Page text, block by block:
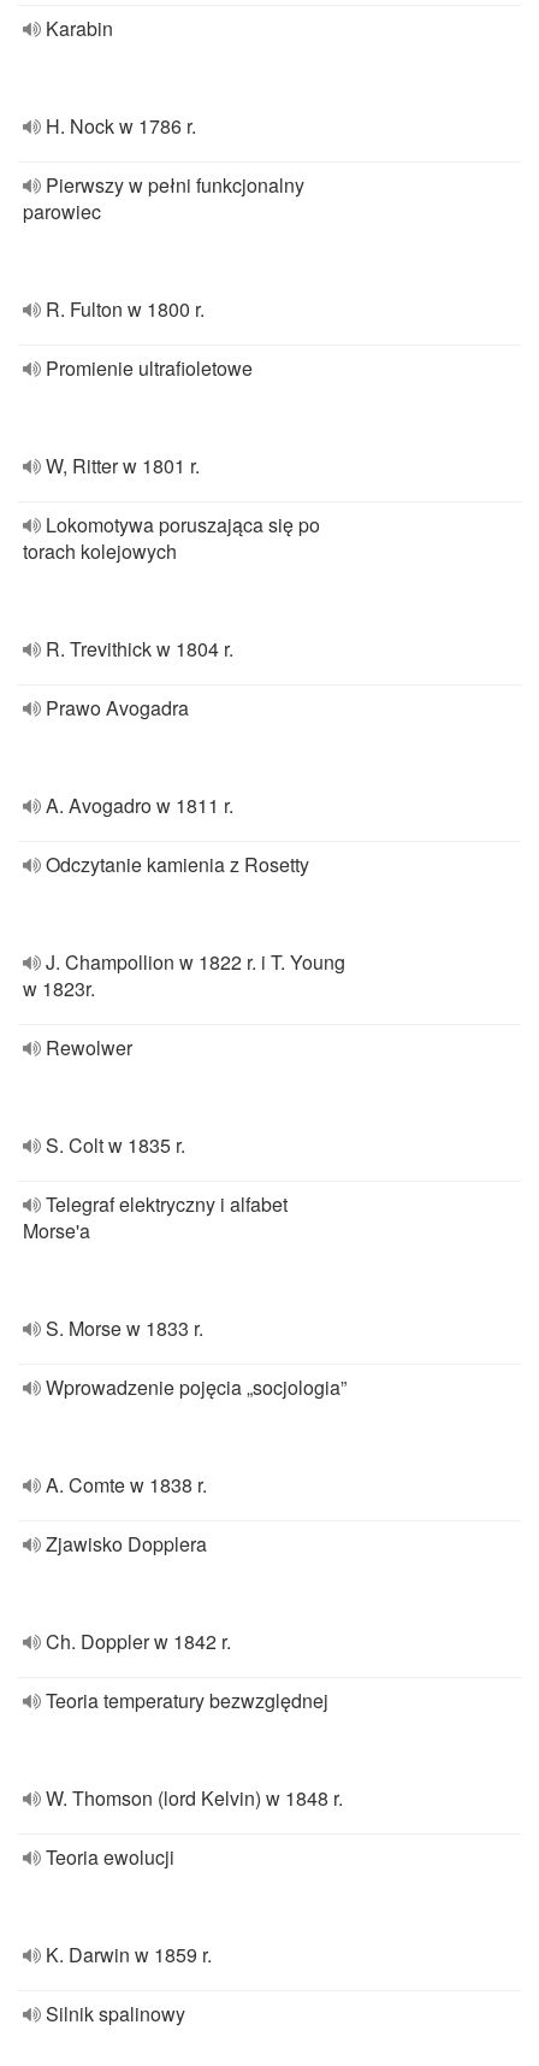
Karabin
H. Nock w 1786 r.
Pierwszy w pełni funkcjonalny
parowiec
R. Fulton w 1800 r.
Promienie ultrafioletowe
W, Ritter w 1801 r.
Lokomotywa poruszająca się po
torach kolejowych
R. Trevithick w 1804 r.
Prawo Avogadra
A. Avogadro w 1811 r.
Odczytanie kamienia z Rosetty
J. Champollion w 1822 r. i T. Young
w 1823r.
Rewolwer
S. Colt w 1835 r.
Telegraf elektryczny i alfabet
Morse'a
S. Morse w 1833 r.
Wprowadzenie pojęcia „socjologia”
A. Comte w 1838 r.
Zjawisko Dopplera
Ch. Doppler w 1842 r.
Teoria temperatury bezwzględnej
W. Thomson (lord Kelvin) w 1848 r.
Teoria ewolucji
K. Darwin w 1859 r.
Silnik spalinowy